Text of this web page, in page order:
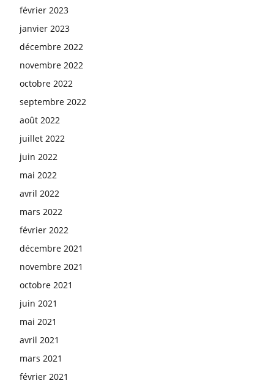
février 2023
janvier 2023
décembre 2022
novembre 2022
octobre 2022
septembre 2022
août 2022
juillet 2022
juin 2022
mai 2022
avril 2022
mars 2022
février 2022
décembre 2021
novembre 2021
octobre 2021
juin 2021
mai 2021
avril 2021
mars 2021
février 2021